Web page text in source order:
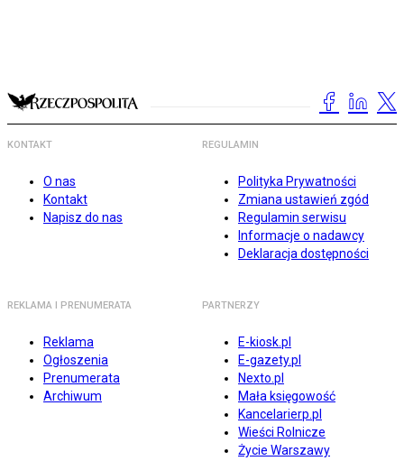
KONTAKT
O nas
Kontakt
Napisz do nas
REGULAMIN
Polityka Prywatności
Zmiana ustawień zgód
Regulamin serwisu
Informacje o nadawcy
Deklaracja dostępności
REKLAMA I PRENUMERATA
Reklama
Ogłoszenia
Prenumerata
Archiwum
PARTNERZY
E-kiosk.pl
E-gazety.pl
Nexto.pl
Mała księgowość
Kancelarierp.pl
Wieści Rolnicze
Życie Warszawy